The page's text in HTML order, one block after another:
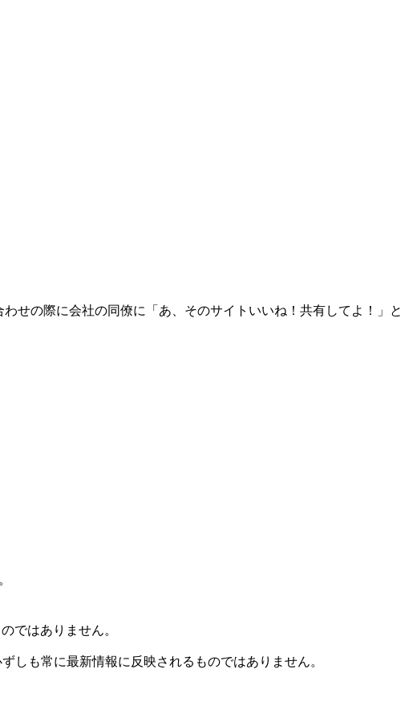
せの際に会社の同僚に「あ、そのサイトいいね！共有してよ！」と
ではありません。
も常に最新情報に反映されるものではありません。